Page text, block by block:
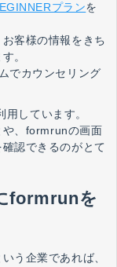
プランを
客様の情報をきち
。
でカウンセリング
用しています。
や、formrunの画面
認できるのがとて
formrunを
う企業であれば、